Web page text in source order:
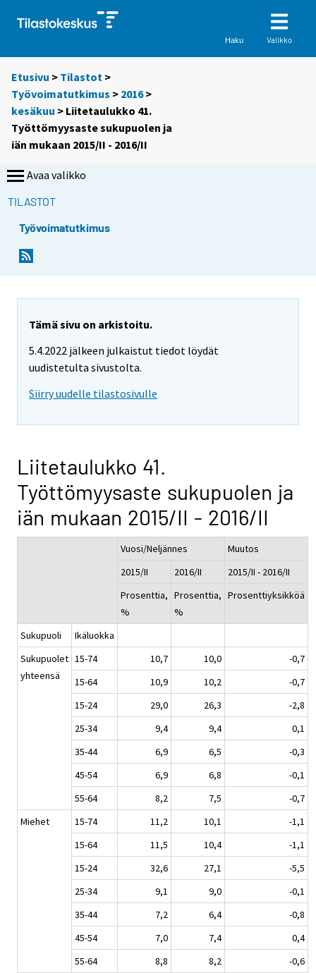
Haku Valikko
Etusivu > Tilastot >
Työvoimatutkimus > 2016>
kesäkuu > Liitetaulukko 41.
Työttömyysaste sukupuolen ja
iän mukaan 2015/II - 2016/II
Avaa valikko
TILASTOT
Työvoimatutkimus
Tämä sivu on arkistoitu.
5.4.2022 jälkeen julkaistut tiedot löydät
uudistetulta sivustolta.
Siirry uudelle tilastosivulle
Liitetaulukko 41.
Työttömyysaste sukupuolen ja
iän mukaan 2015/II - 2016/II
Vuosi/Neljännes
Muutos
2015/II
2016/II
2015/II - 2016/II
Prosenttia,
%
Prosenttia,
%
Prosenttiyksikköä
Sukupuoli
Ikäluokka
Sukupuolet
yhteensä
15-74 10,7 10,0
-0,7
15-64
10,9 10,2
-0,7
15-24
29,0 26,3
-2,8
25-34
9,4 9,4
0,1
35-44
6,9 6,5
-0,3
45-54
6,9 6,8
-0,1
55-64
8,2 7,5
-0,7
Miehet
15-74 11,2 10,1
-1,1
15-64
11,5 10,4
-1,1
15-24
32,6 27,1
-5,5
25-34
9,1 9,0
-0,1
35-44
7,2 6,4
-0,8
45-54
7,0 7,4
0,4
55-64
8,8 8,2
-0,6